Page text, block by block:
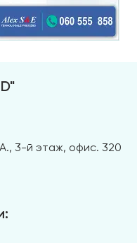
3-й этаж, офис. 320